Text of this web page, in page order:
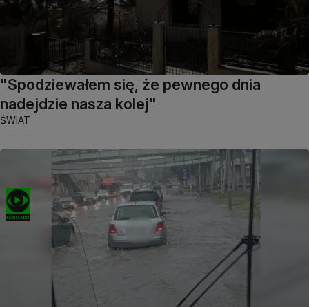
"Spodziewałem się, że pewnego dnia
nadejdzie nasza kolej"
ŚWIAT